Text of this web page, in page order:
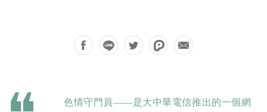
色情守門員——是大中華電信推出的一個網